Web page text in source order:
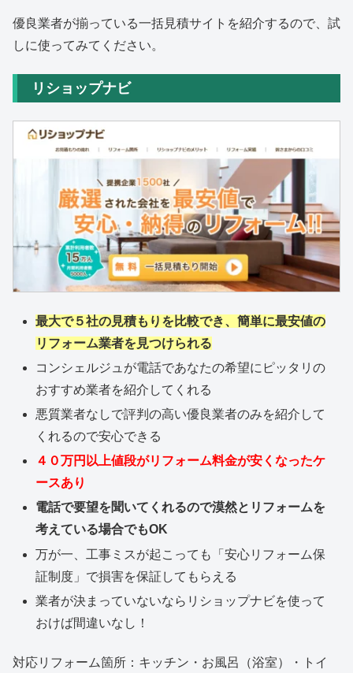
優良業者が揃っている一括見積サイトを紹介するので、試
しに使ってみてください。
リショップナビ
最大で５社の見積もりを比較でき、簡単に最安値の
リフォーム業者を見つけられる
コンシェルジュが電話であなたの希望にピッタリの
おすすめ業者を紹介してくれる
悪質業者なしで評判の高い優良業者のみを紹介して
くれるので安心できる
４０万円以上値段がリフォーム料金が安くなったケ
ースあり
電話で要望を聞いてくれるので漠然とリフォームを
考えている場合でもOK
万が一、工事ミスが起こっても「安心リフォーム保
証制度」で損害を保証してもらえる
業者が決まっていないならリショップナビを使って
おけば間違いなし！
対応リフォーム箇所：キッチン・お風呂（浴室）・トイ